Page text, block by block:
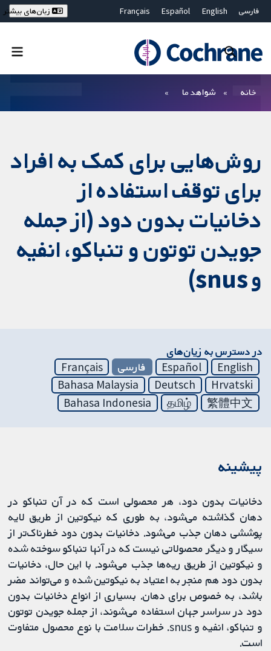
فارسی English
Español
Français
Bahasa Malaysia
ไทย
繁體中文
زبان‌های بیشتر
خانه شواهد ما
روش‌هایی برای کمک به افراد
برای توقف استفاده از
دخانیات بدون دود (از جمله
جویدن توتون و تنباکو، انفیه
و snus)
در دسترس به زیان‌های
English
Español فارسی
Français
Hrvatski
Deutsch
Bahasa Malaysia
繁體中文
தமிழ்
Bahasa Indonesia
پیشینه
دخانیات بدون دود، هر محصولی است که در آن تنباکو در
دهان گذاشته می‌شود، به طوری که نیکوتین از طریق لایه
پوششی دهان جذب می‌شود. دخانیات بدون دود خطرناک‌تر از
سیگار و دیگر محصولاتی نیست که در آنها تنباکو سوخته شده
و نیکوتین از طریق ریه‌ها جذب می‌شود. با این حال، دخانیات
بدون دود هم منجر به اعتیاد به نیکوتین شده و می‌تواند مضر
باشد، به خصوص برای دهان. بسیاری از انواع دخانیات بدون
دود در سراسر جهان استفاده می‌شوند، از جمله جویدن توتون
و تنباکو، انفیه و snus. خطرات سلامت با نوع محصول متفاوت
است.